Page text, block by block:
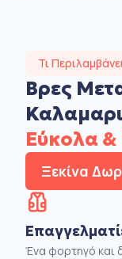
Τι
Βρες
Εύκολα
Ξεκίνα
Ένα φορτηγό και